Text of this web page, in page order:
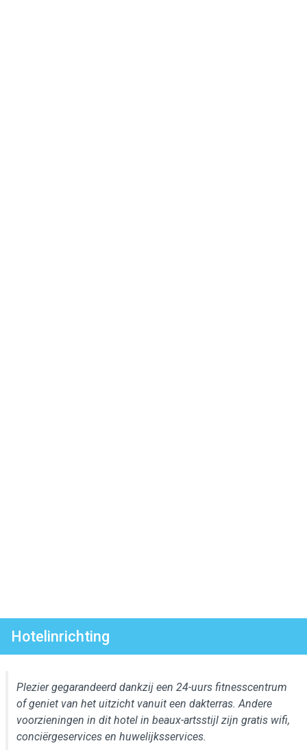
Hotelinrichting
Plezier gegarandeerd dankzij een 24-uurs fitnesscentrum
of geniet van het uitzicht vanuit een dakterras. Andere
voorzieningen in dit hotel in beaux-artsstijl zijn gratis wifi,
conciërgeservices en huwelijksservices.